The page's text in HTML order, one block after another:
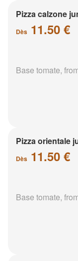
Pizza calzone
Dès 11.50 €
Base tomate,
Pizza orientale
Dès 11.50 €
Base tomate,